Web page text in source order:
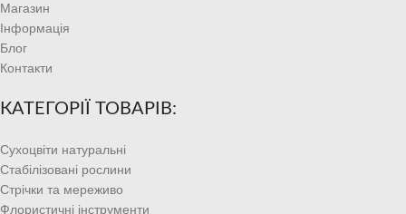
Магазин
Інформація
Блог
Контакти
КАТЕГОРІЇ ТОВАРІВ:
Сухоцвіти натуральні
Стабілізовані рослини
Стрічки та мереживо
Флористичні інструменти